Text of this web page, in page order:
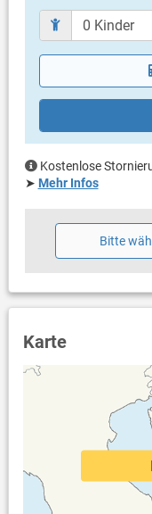
Grillen nicht erlaubt
Privater Parkplatz
Haustier nicht
Klimaanlage im
Bettwäsche
Handtücher
Fön
Internet per WLAN
Kostenlose
➤ Mehr Infos
Bitte
Karte